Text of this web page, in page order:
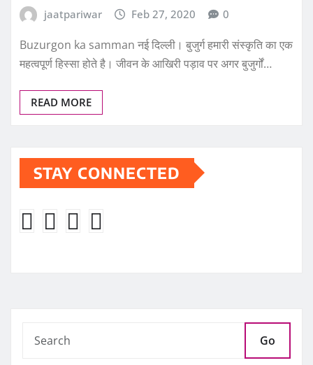
jaatpariwar Feb 27, 2020 0
Buzurgon ka samman नई दिल्ली। बुजुर्ग हमारी संस्कृति का एक
महत्वपूर्ण हिस्सा होते है। जीवन के आखिरी पड़ाव पर अगर बुजुर्गों…
READ MORE
STAY CONNECTED
Go